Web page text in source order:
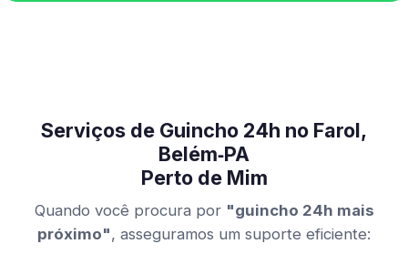
Serviços de Guincho 24h no Farol,
Belém‑PA
Perto de Mim
Quando você procura por "guincho 24h mais
próximo", asseguramos um suporte eficiente: